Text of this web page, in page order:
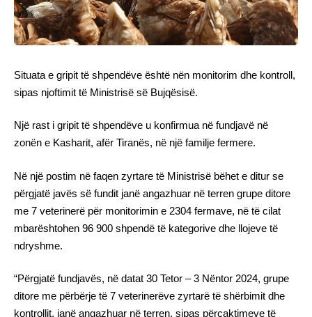
Situata e gripit të shpendëve është nën monitorim dhe kontroll,
sipas njoftimit të Ministrisë së Bujqësisë.
Një rast i gripit të shpendëve u konfirmua në fundjavë në
zonën e Kasharit, afër Tiranës, në një familje fermere.
Në një postim në faqen zyrtare të Ministrisë bëhet e ditur se
përgjatë javës së fundit janë angazhuar në terren grupe ditore
me 7 veterinerë për monitorimin e 2304 fermave, në të cilat
mbarështohen 96 900 shpendë të kategorive dhe llojeve të
ndryshme.
“Përgjatë fundjavës, në datat 30 Tetor – 3 Nëntor 2024, grupe
ditore me përbërje të 7 veterinerëve zyrtarë të shërbimit dhe
kontrollit, janë angazhuar në terren, sipas përcaktimeve të